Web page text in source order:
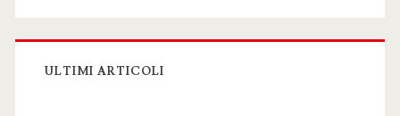
ULTIMI ARTICOLI